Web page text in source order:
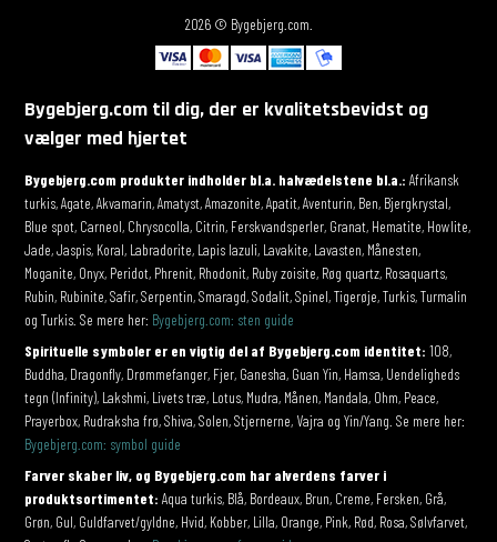
2026 © Bygebjerg.com.
Bygebjerg.com til dig, der er kvalitetsbevidst og
vælger med hjertet
Bygebjerg.com produkter indholder bl.a. halvædelstene bl.a.: Afrikansk
turkis, Agate, Akvamarin, Amatyst, Amazonite, Apatit, Aventurin, Ben, Bjergkrystal,
Blue spot, Carneol, Chrysocolla, Citrin, Ferskvandsperler, Granat, Hematite, Howlite,
Jade, Jaspis, Koral, Labradorite, Lapis lazuli, Lavakite, Lavasten, Månesten,
Moganite, Onyx, Peridot, Phrenit, Rhodonit, Ruby zoisite, Røg quartz, Rosaquarts,
Rubin, Rubinite, Safir, Serpentin, Smaragd, Sodalit, Spinel, Tigerøje, Turkis, Turmalin
og Turkis. Se mere her: Bygebjerg.com: sten guide
Spirituelle symboler er en vigtig del af Bygebjerg.com identitet: 108,
Buddha, Dragonfly, Drømmefanger, Fjer, Ganesha, Guan Yin, Hamsa, Uendeligheds
tegn (Infinity), Lakshmi, Livets træ, Lotus, Mudra, Månen, Mandala, Ohm, Peace,
Prayerbox, Rudraksha frø, Shiva, Solen, Stjernerne, Vajra og Yin/Yang. Se mere her:
Bygebjerg.com: symbol guide
Farver skaber liv, og Bygebjerg.com har alverdens farver i
produktsortimentet: Aqua turkis, Blå, Bordeaux, Brun, Creme, Fersken, Grå,
Grøn, Gul, Guldfarvet/gyldne, Hvid, Kobber, Lilla, Orange, Pink, Rød, Rosa, Sølvfarvet,